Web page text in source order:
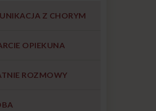
Z CHORYM
OPIEKUNA
ROZMOWY